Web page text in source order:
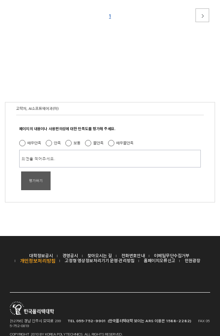
1
교학처, AI소프트웨어과(하)
페이지의 내용이나 사용편의성에 대한 만족도를 평가해 주세요.
매우만족 만족 보통 불만족 매우불만족
평가하기
대학정보공시 경영공시 찾아오시는 길 전화번호안내 이메일무단수집거부
개인정보처리방침 고정형 영상정보처리기기 운영·관리방침 홈페이지오류신고 민원광장
[52766] 경남 진주시 모덕로 299 TEL 055-752-9901 (한국폴리텍대학 보이는 ARS 이용은 1588-2282)
FAX 05
5-752-0819
COPYRIGHT 2010 BY KOREA POLYTECHNICS. ALL RIGHTS RESERVED.